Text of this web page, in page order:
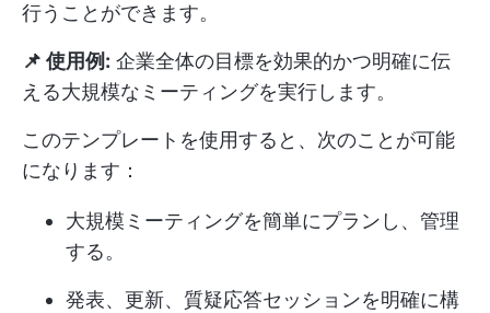
行うことができます。
📌 使用例: 企業全体の目標を効果的かつ明確に伝
える大規模なミーティングを実行します。
このテンプレートを使用すると、次のことが可能
になります：
大規模ミーティングを簡単にプランし、管理
する。
発表、更新、質疑応答セッションを明確に構